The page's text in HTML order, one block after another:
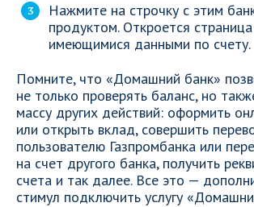
Нажмите на строчку с этим
продуктом. Откроется
имеющимися данными по счету.
Помните, что «Домашний банк»
не только проверять баланс, но
массу других действий: оформить
или открыть вклад, совершить
пользователю Газпромбанка или
на счет другого банка, получить
счета и так далее. Все это —
стимул подключить услугу